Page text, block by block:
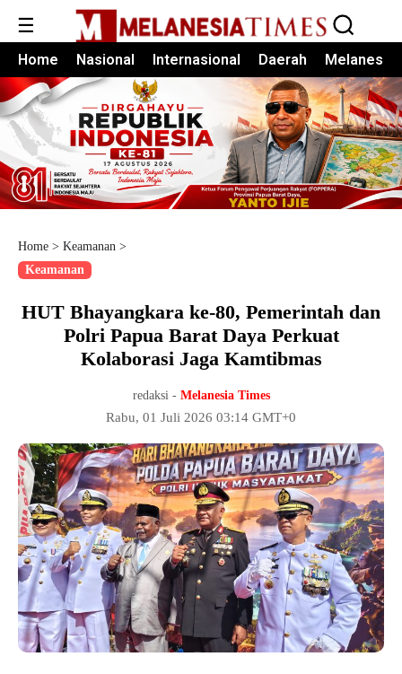
☰
Home Nasional Internasional Daerah Melanesia
Home > Keamanan >
Keamanan
HUT Bhayangkara ke-80, Pemerintah dan
Polri Papua Barat Daya Perkuat
Kolaborasi Jaga Kamtibmas
redaksi - Melanesia Times
Rabu, 01 Juli 2026 03:14 GMT+0